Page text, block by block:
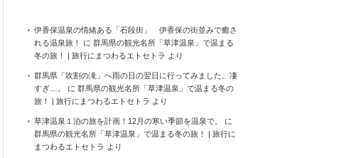
伊香保温泉の情緒ある「石段街」 伊香保の街並みで癒さ
れる温泉旅！
に 群馬県の観光名所「草津温泉」で温まる
冬の旅！ | 旅行にまつわるエトセトラ より
群馬県「吹割の滝」へ雨の日の翌日に行ってみました。凄
すぎ…。
に 群馬県の観光名所「草津温泉」で温まる冬の
旅！ | 旅行にまつわるエトセトラ より
草津温泉１泊の旅を計画！12月の寒い季節を温泉で。
に
群馬県の観光名所「草津温泉」で温まる冬の旅！ | 旅行に
まつわるエトセトラ より